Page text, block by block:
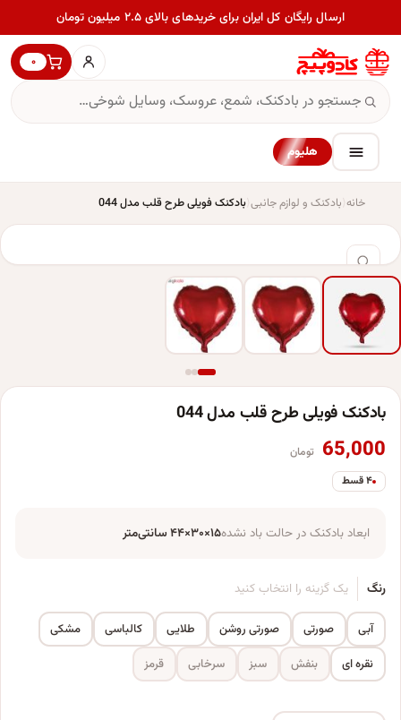
ارسال رایگان کل ایران برای خریدهای بالای ۲.۵ میلیون تومان
۰
هلیوم
خانه بادکنک و لوازم جانبی بادکنک فویلی طرح قلب مدل 044
بادکنک فویلی طرح قلب مدل 044
65,000 تومان
۴ قسط
ابعاد بادکنک در حالت باد نشده۱۵×۳۰×۴۴ سانتی‌متر
رنگ یک گزینه را انتخاب کنید
آبی صورتی صورتی روشن طلایی کالباسی
مشکی
نقره ای
بنفش سبز سرخابی قرمز